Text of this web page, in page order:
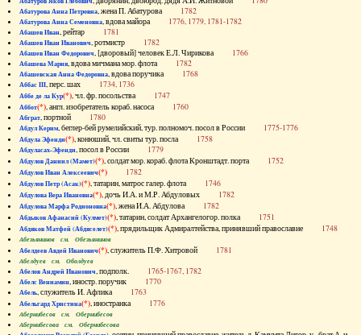
Абатурова Анна Петровна, жена П. Абатурова 1782
Абатурова Анна Семеновна, вдова майора 1776, 1779, 1781-1782
Абашев Иван, рейтар 1781
Абашев Иван Иванович, ротмистр 1782
Абашев Иван Федорович, [дворовый] человек Е.Л. Чирикова 1766
Абашева Мария, вдова мичмана мор. флота 1782
Абашевская Анна Федоровна, вдова поручика 1768
Аббас III, перс. шах 1734, 1736
Аббе де ла Кур(*), чл. фр. посольства 1747
Аббот(*), англ. изобретатель кораб. насоса 1760
Абграт, портной 1780
Абдул Керим, беглер-бей румелийский, тур. полномоч. посол в России 1775-1776
Абдула Эфенди(*), конюший, чл. свиты тур. посла 1758
Абдуласах-Эфенди, посол в России 1779
Абдулов Даниил (Мамет)(*), солдат мор. кораб. флота Кронштадт. порта 1752
Абдулов Иван Алексеевич(*) 1782
Абдулов Петр (Асак)(*), татарин, матрос галер. флота 1746
Абдулова Вера Ивановна(*), дочь И.А. и М.Р. Абдуловых 1782
Абдулова Марфа Родионовна(*), жена И.А. Абдулова 1782
Абдыков Афанасий (Кулмет)(*), татарин, солдат Архангелогор. полка 1751
Абдяков Матфей (Абдяселет)(*), прядильщик Адмиралтейства, принявший православие 1748
Абезьянинов см. Обезьянинов
Абелдеев Авдей Иванович(*), служитель П.Ф. Хитровой 1781
Абелдуев см. Оболдуев
Абелов Андрей Иванович, подполк. 1765-1767, 1782
Абелс Вениамин, иностр. поручик 1770
Абель, служитель И. Афлика 1763
Абельгард Христина(*), иностранка 1776
Абернибесов см. Обернибесов
Абернибесова см. Обернибесова